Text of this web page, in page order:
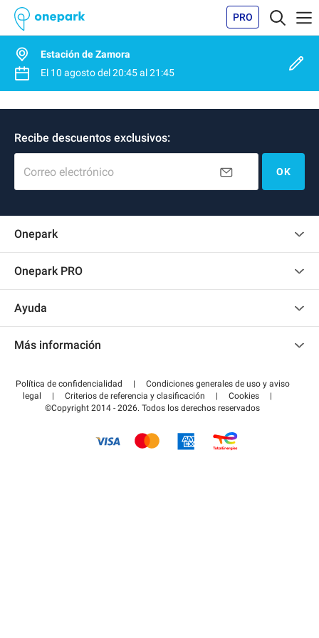
PRO
Estación de Zamora
El 10 agostodel20:45al21:45
Recibe descuentos exclusivos:
Correo electrónico OK
Onepark
Onepark PRO
Convertirse en colaborador
Acceder a mi área de colaborador
Ayuda
Pagar el aparcamiento FLOW
Más información
Guía de estacionamiento
Política de confidencialidad |
Condiciones generales de uso y aviso
legal
| Criterios de referencia y clasificación | Cookies
|
©Copyright 2014 - 2026. Todos los derechos reservados